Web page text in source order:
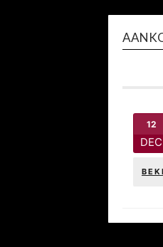
12
DEC